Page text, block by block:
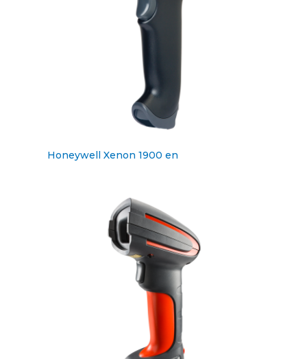
Honeywell Xenon 1900 en